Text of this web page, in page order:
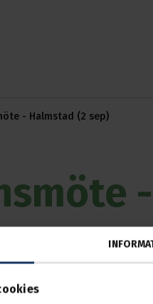
- Halmstad (2 sep)
18:30